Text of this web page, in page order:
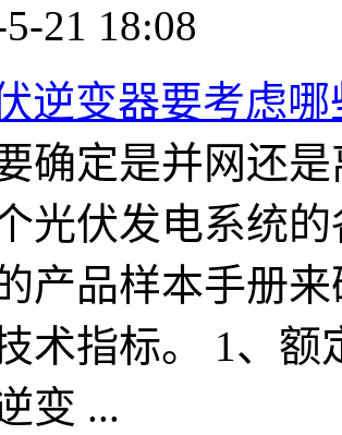
21 18:08
逆变器要考虑
确定是并网还
光伏发电系统
产品样本手册
术指标。 1、
变 ...